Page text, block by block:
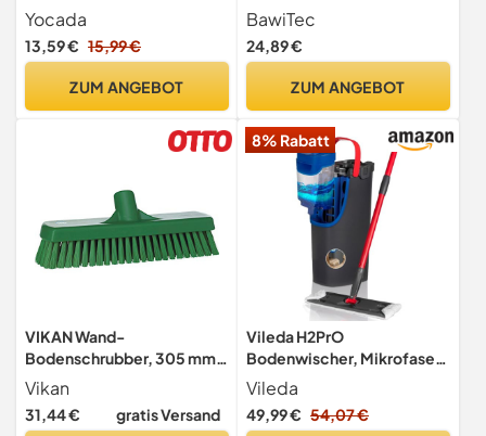
Garage, Deck, Beton, Holz,
Stein, Fliesen, 165,9 cm
lang
Yocada
13,59 € 15,99 €
ZUM ANGEBOT
Stiel Holzstiel 120cm Lang
BawiTec
24,89 €
ZUM ANGEBOT
VIKAN Wand-
Bodenschrubber, 305 mm,
hart vollständig HACCP
konform 2-green
Vikan
31,44 € gratis Versand
8% Rabatt
Vileda H2PrO
Bodenwischer, Mikrofaser,
Frisch- und
Schmutzwassertrennung
Vileda
49,99 € 54,07 €